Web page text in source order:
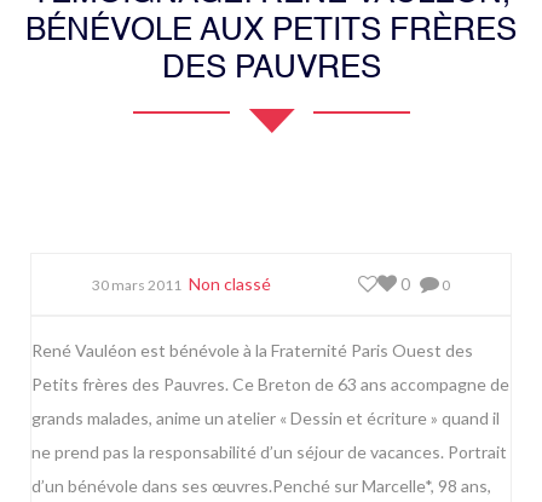
BÉNÉVOLE AUX PETITS FRÈRES
DES PAUVRES
30 mars 2011 Non classé 0
0
René Vauléon est bénévole à la Fraternité Paris Ouest des
Petits frères des Pauvres. Ce Breton de 63 ans accompagne de
grands malades, anime un atelier « Dessin et écriture » quand il
ne prend pas la responsabilité d’un séjour de vacances. Portrait
d’un bénévole dans ses œuvres.Penché sur Marcelle*, 98 ans,